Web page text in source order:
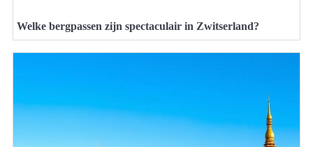
Welke bergpassen zijn spectaculair in Zwitserland?